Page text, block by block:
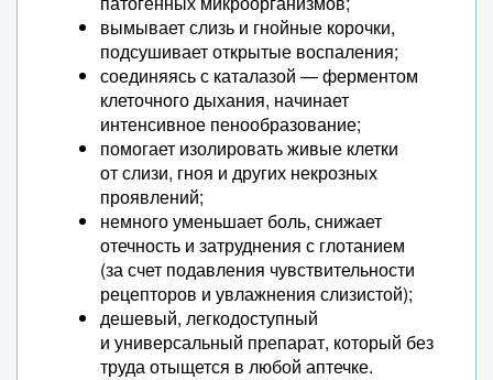
вымывает слизь и гнойные корочки,
подсушивает открытые воспаления;
соединяясь с каталазой — ферментом
клеточного дыхания, начинает
интенсивное пенообразование;
помогает изолировать живые клетки
от слизи, гноя и других некрозных
проявлений;
немного уменьшает боль, снижает
отечность и затруднения с глотанием
(за счет подавления чувствительности
рецепторов и увлажнения слизистой);
дешевый, легкодоступный
и универсальный препарат, который без
труда отыщется в любой аптечке.